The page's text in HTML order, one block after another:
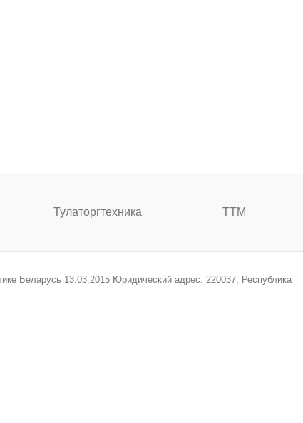
Тулаторгтехника ТТМ
Беларусь 13.03.2015 Юридический адрес: 220037, Республика